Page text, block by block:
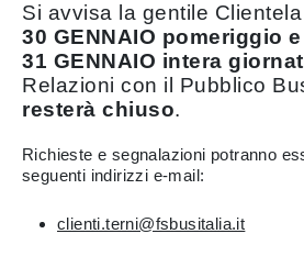
Si avvisa la gentile
30 GENNAIO pomeriggio e
31 GENNAIO intera
Relazioni con il Pubblico
resterà chiuso.
Richieste e segnalazioni potranno
seguenti indirizzi e-mail:
clienti.terni@fsbusitalia.it